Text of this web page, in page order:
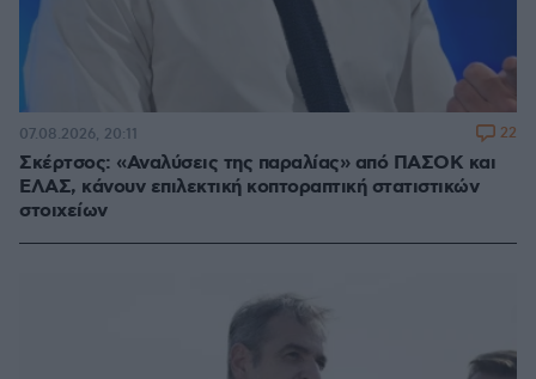
Σκέρτσος: «Αναλύσεις της παραλίας» από ΠΑΣΟΚ και
ΕΛΑΣ, κάνουν επιλεκτική κοπτοραπτική στατιστικών
στοιχείων
07.08.2026, 20:11 22